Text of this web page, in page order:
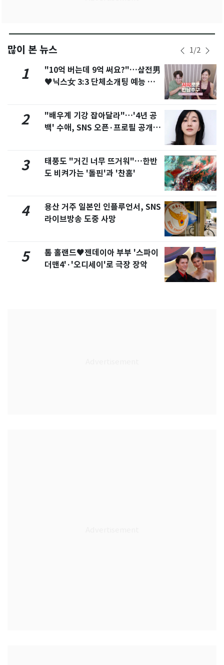
많이 본 뉴스 1/2
1
"10억 버는데 9억 써요?"…삼전男
♥닉스女 3:3 단체소개팅 예능 화
2
"배우계 기강 잡아달라"…'4년 공
백' 수애, SNS 오픈·프로필 공개
3
태풍도 "거긴 너무 뜨거워"…한반
도 비켜가는 '돌핀'과 '찬홈'
4
용산 거주 일본인 인플루언서, SNS
라이브방송 도중 사망
5
톰 홀랜드♥젠데이아 부부 '스파이
더맨4'·'오디세이'로 극장 장악